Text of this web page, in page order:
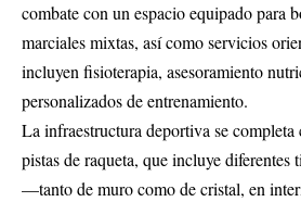
combate con un espacio equipado para
marciales mixtas, así como servicios
incluyen fisioterapia, asesoramiento
personalizados de entrenamiento.
La infraestructura deportiva se completa
pistas de raqueta, que incluye diferentes
—tanto de muro como de cristal, en